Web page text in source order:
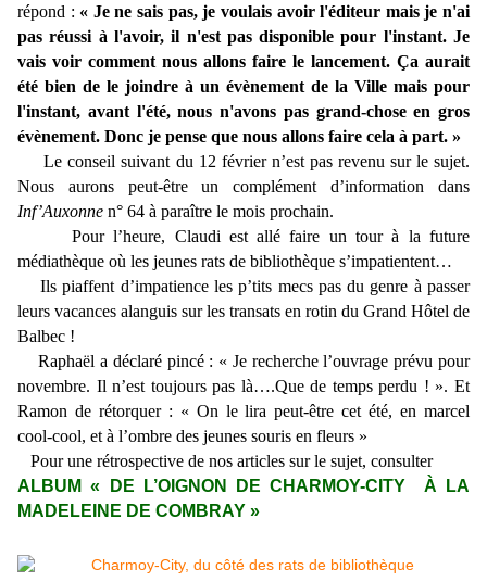
répond : « Je ne sais pas, je voulais avoir l'éditeur mais je n'ai
pas réussi à l'avoir, il n'est pas disponible pour l'instant. Je
vais voir comment nous allons faire le lancement. Ça aurait
été bien de le joindre à un évènement de la Ville mais pour
l'instant, avant l'été, nous n'avons pas grand-chose en gros
évènement. Donc je pense que nous allons faire cela à part. »
Le conseil suivant du 12 février n’est pas revenu sur le sujet.
Nous aurons peut-être un complément d’information dans
Inf’Auxonne n° 64 à paraître le mois prochain.
Pour l’heure, Claudi est allé faire un tour à la future
médiathèque où les jeunes rats de bibliothèque s’impatientent…
Ils piaffent d’impatience les p’tits mecs pas du genre à passer
leurs vacances alanguis sur les transats en rotin du Grand Hôtel de
Balbec !
Raphaël a déclaré pincé : « Je recherche l’ouvrage prévu pour
novembre. Il n’est toujours pas là….Que de temps perdu ! ». Et
Ramon de rétorquer : « On le lira peut-être cet été, en marcel
cool-cool, et à l’ombre des jeunes souris en fleurs »
Pour une rétrospective de nos articles sur le sujet, consulter
ALBUM « DE L’OIGNON DE CHARMOY-CITY À LA
MADELEINE DE COMBRAY »